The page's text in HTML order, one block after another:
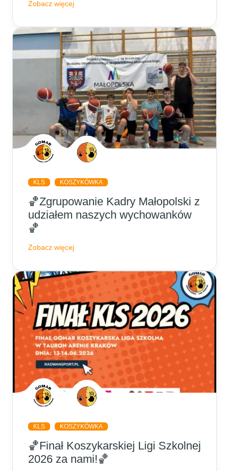
Zobacz więcej
KLS KOSZYKÓWKA
🏀Zgrupowanie Kadry Małopolski z
udziałem naszych wychowanków
🏀
Zobacz więcej
KLS KOSZYKÓWKA
🏀Finał Koszykarskiej Ligi Szkolnej
2026 za nami!🏀